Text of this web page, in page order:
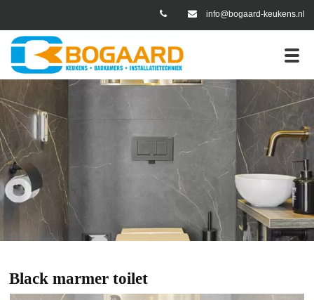
info@bogaard-keukens.nl
Portfolio Black marmer toilet
Black marmer toilet